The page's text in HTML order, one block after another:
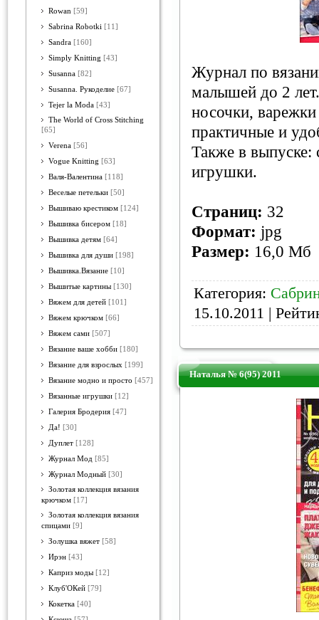
Rowan [59]
Sabrina Robotki [11]
Sandra [160]
Simply Knitting [43]
Susanna [82]
Susanna. Рукоделие [67]
Tejer la Moda [43]
The World of Cross Stitching
[65]
Verena [56]
Vogue Knitting [63]
Валя-Валентина [118]
Веселые петельки [50]
Вышиваю крестиком [124]
Вышивка бисером [18]
Вышивка детям [64]
Вышивка для души [198]
Вышивка.Вязание [10]
Вышитые картины [130]
Вяжем для детей [101]
Вяжем крючком [66]
Вяжем сами [507]
Вязание ваше хобби [180]
Вязание для взрослых [199]
Вязание модно и просто [457]
Вязанные игрушки [12]
Галерия Бродерия [47]
Да! [30]
Дуплет [128]
Журнал Мод [85]
Журнал Модный [30]
Золотая коллекция вязания
крючком [17]
Золотая коллекция вязания
спицами [9]
Золушка вяжет [58]
Ирэн [43]
Каприз моды [12]
Клуб'ОКей [79]
Кокетка [40]
Журнал по
малышей до 2
носочки,
практичные и
Также в выпуске:
игрушки.
Страниц: 32
Формат: jpg
Размер: 16,0 Мб
Категория:
15.10.2011 |
Наталья № 6(95) 2011